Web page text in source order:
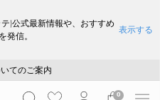
)公式最新情報や、おすすめ
発信。
表示する
案内
のお届け状況について
てのご案内
ITEMS >>
案内
のお届け状況について
0